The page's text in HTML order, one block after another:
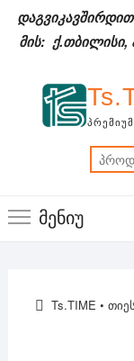
content
დაგვიკავშირდით
მის: ქ.თბილისი,
მენიუ
Ts.TIME •